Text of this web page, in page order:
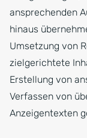
ansprechenden
hinaus
Umsetzung von
zielgerichtete
Erstellung von
Verfassen von
Anzeigentexten